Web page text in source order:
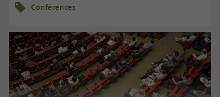
Conférences